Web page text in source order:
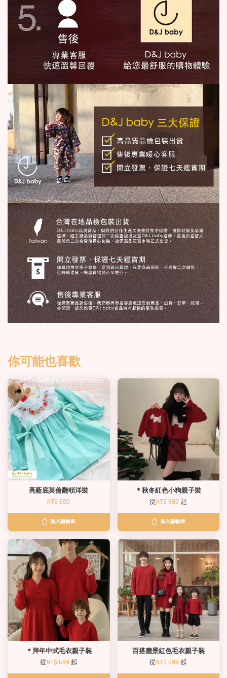
你可能也喜歡
亮藍底英倫翻領洋裝
NT$ 690
加入購物車
＊秋冬紅色小狗親子裝
從NT$ 699 起
加入購物車
＊拜年中式毛衣親子裝
從NT$ 699 起
百搭應景紅色毛衣親子裝
從NT$ 699 起